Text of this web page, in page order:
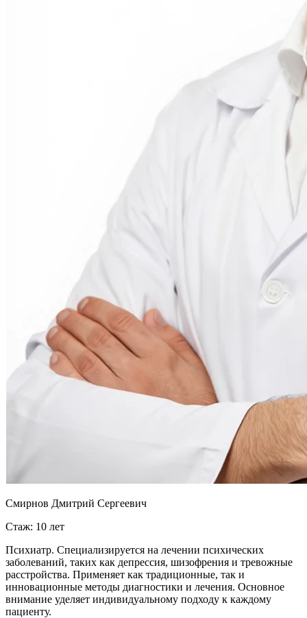
Смирнов Дмитрий Сергеевич
Стаж: 10 лет
Психиатр. Специализируется на лечении психических
заболеваний, таких как депрессия, шизофрения и тревожные
расстройства. Применяет как традиционные, так и
инновационные методы диагностики и лечения. Основное
внимание уделяет индивидуальному подходу к каждому
пациенту.